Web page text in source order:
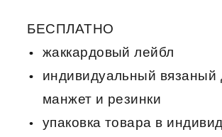
БЕСПЛАТНО
жаккардовый лейбл
индивидуальный вязаный
манжет и резинки
упаковка товара в